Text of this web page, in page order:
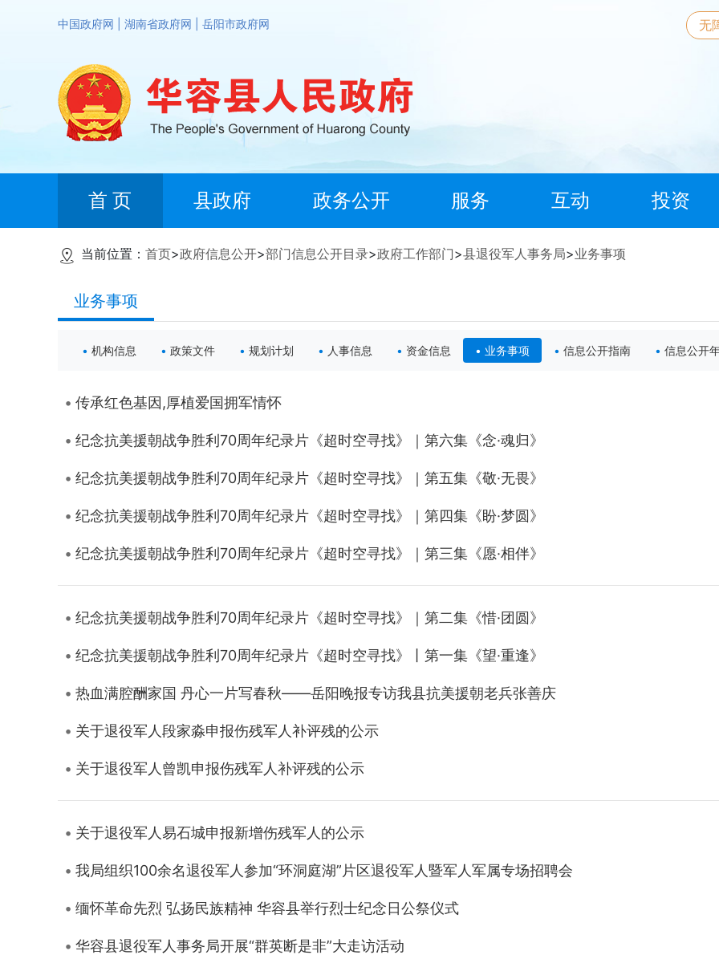
中国政府网 湖南省政府网 岳阳市政府网 无
首 页 县政府 政务公开 服务 互动 投资
当前位置： 首页>政府信息公开>部门信息公开目录>政府工作部门>县退役军人事务局>业务事项
业务事项
机构信息 政策文件 规划计划 人事信息 资金信息 业务事项 信息公开指南 信息公开
传承红色基因,厚植爱国拥军情怀
纪念抗美援朝战争胜利70周年纪录片《超时空寻找》｜第六集《念·魂归》
纪念抗美援朝战争胜利70周年纪录片《超时空寻找》｜第五集《敬·无畏》
纪念抗美援朝战争胜利70周年纪录片《超时空寻找》｜第四集《盼·梦圆》
纪念抗美援朝战争胜利70周年纪录片《超时空寻找》｜第三集《愿·相伴》
纪念抗美援朝战争胜利70周年纪录片《超时空寻找》｜第二集《惜·团圆》
纪念抗美援朝战争胜利70周年纪录片《超时空寻找》丨第一集《望·重逢》
热血满腔酬家国 丹心一片写春秋——岳阳晚报专访我县抗美援朝老兵张善庆
关于退役军人段家淼申报伤残军人补评残的公示
关于退役军人曾凯申报伤残军人补评残的公示
关于退役军人易石城申报新增伤残军人的公示
我局组织100余名退役军人参加“环洞庭湖”片区退役军人暨军人军属专场招聘会
缅怀革命先烈 弘扬民族精神 华容县举行烈士纪念日公祭仪式
华容县退役军人事务局开展“群英断是非”大走访活动